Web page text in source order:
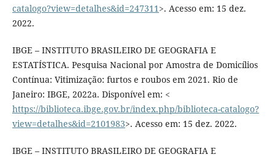
catalogo?view=detalhes&id=247311>. Acesso em: 15 dez.
2022.
IBGE – INSTITUTO BRASILEIRO DE GEOGRAFIA E
ESTATÍSTICA. Pesquisa Nacional por Amostra de Domicílios
Contínua: Vitimização: furtos e roubos em 2021. Rio de
Janeiro: IBGE, 2022a. Disponível em: <
https://biblioteca.ibge.gov.br/index.php/biblioteca-catalogo?
view=detalhes&id=2101983>. Acesso em: 15 dez. 2022.
IBGE – INSTITUTO BRASILEIRO DE GEOGRAFIA E